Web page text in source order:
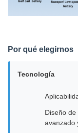
Por qué elegirnos
Tecnología
Diseño
avanzado